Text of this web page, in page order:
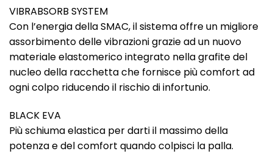
VIBRABSORB SYSTEM
Con l’energia della SMAC, il sistema offre un migliore
assorbimento delle vibrazioni grazie ad un nuovo
materiale elastomerico integrato nella grafite del
nucleo della racchetta che fornisce più comfort ad
ogni colpo riducendo il rischio di infortunio.
BLACK EVA
Più schiuma elastica per darti il massimo della
potenza e del comfort quando colpisci la palla.